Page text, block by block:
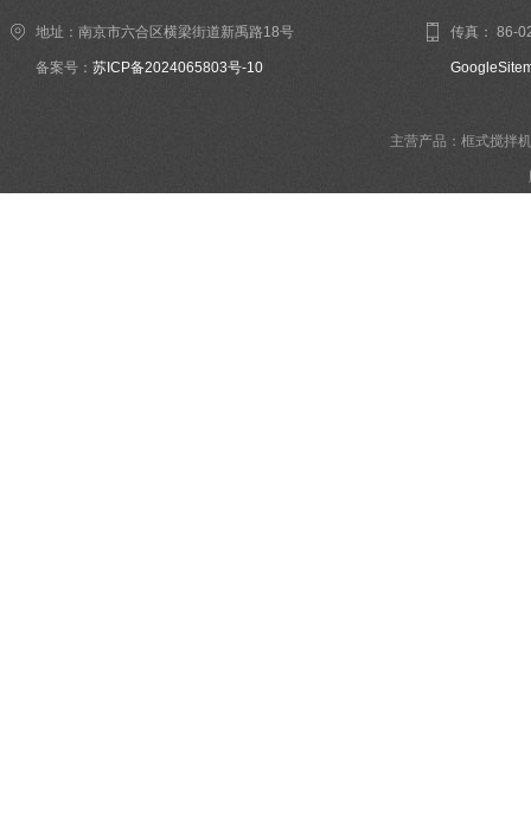
地址：南京市六合区横梁街道新禹路18号
备案号： 苏ICP备2024065803号-10
传真： 86-
主营产品：框式搅拌